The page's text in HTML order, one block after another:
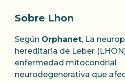
Sobre Lhon
Según Orphanet, La
hereditaria de Leber
enfermedad mitocondrial
neurodegenerativa que